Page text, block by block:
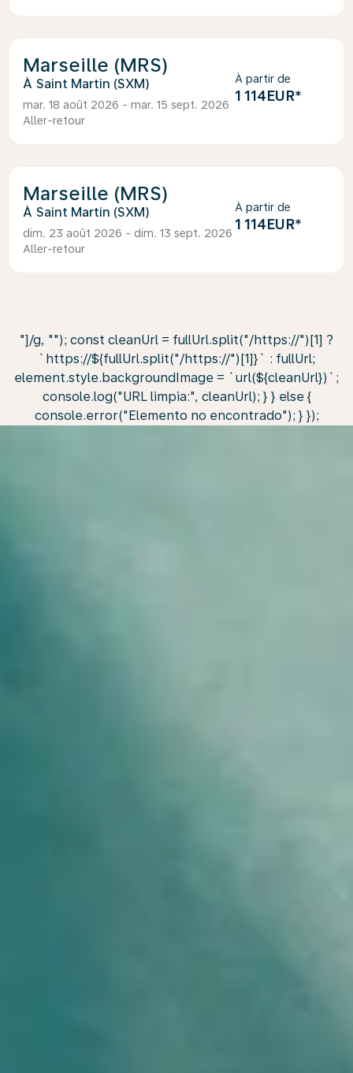
Marseille (MRS)
Saint Martin (SXM)
mar. 18 août 2026 - mar. 15 sept. 2026
Aller-retour
À partir de
1 114EUR*
Marseille (MRS)
Saint Martin (SXM)
dim. 23 août 2026 - dim. 13 sept. 2026
Aller-retour
À partir de
1 114EUR*
"]/g, ""); const cleanUrl = fullUrl.split("/https://")[1] ?
`https://${fullUrl.split("/https://")[1]}` : fullUrl;
element.style.backgroundImage = `url(${cleanUrl})`;
console.log("URL limpia:", cleanUrl); } } else {
console.error("Elemento no encontrado"); } });